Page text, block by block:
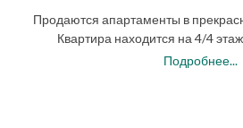
Продаются апартаменты в
Квартира находится на 4/4
Подробнее...